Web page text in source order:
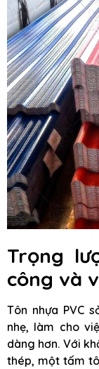
Trọng
công và
Tôn nhựa PVC
nhẹ, làm cho
dàng hơn. Với
thép, một tấm